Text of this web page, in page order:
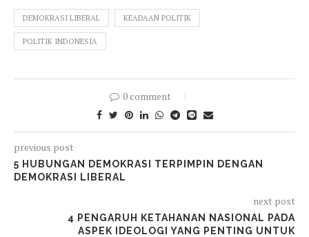
DEMOKRASI LIBERAL KEADAAN POLITIK
POLITIK INDONESIA
0 comment
previous post
5 HUBUNGAN DEMOKRASI TERPIMPIN DENGAN
DEMOKRASI LIBERAL
next post
4 PENGARUH KETAHANAN NASIONAL PADA
ASPEK IDEOLOGI YANG PENTING UNTUK